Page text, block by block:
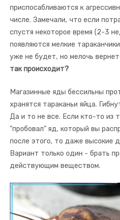
приспосабливаются к
числе. Замечали, что если
спустя некоторое время (2-3
появляются мелкие
уже не будет, но мелочь
так происходит?
Магазинные яды бессильны
хранятся тараканьи яйца.
Да и то не все. Если кто-то из
"пробовал" яд, который вы
после этого, то даже высокие
Вариант только один - брать
действующим веществом.